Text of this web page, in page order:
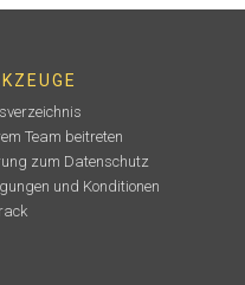
Team beitreten
zum Datenschutz
und Konditionen